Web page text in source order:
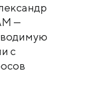
—
с